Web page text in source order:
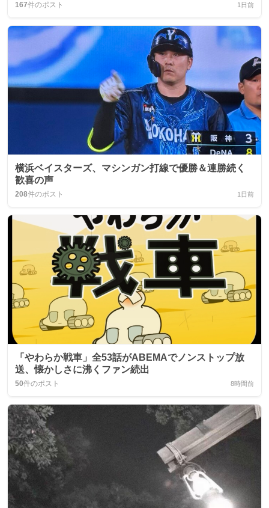
167件のポスト 1日前
横浜ベイスターズ、マシンガン打線で優勝＆連勝続く
歓喜の声
208件のポスト 1日前
「やわらか戦車」全53話がABEMAでノンストップ放
送、懐かしさに沸くファン続出
50件のポスト 8時間前